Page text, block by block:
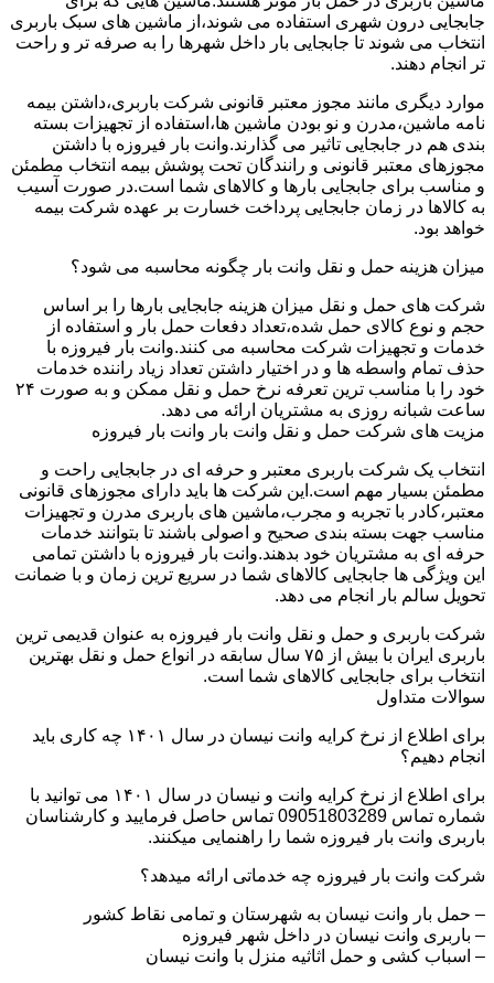
جابجایی درون شهری استفاده می شوند،از ماشین های سبک باربری
انتخاب می شوند تا جابجایی بار داخل شهرها را به صرفه تر و راحت
تر انجام دهند.
موارد دیگری مانند مجوز معتبر قانونی شرکت باربری،داشتن بیمه
نامه ماشین،مدرن و نو بودن ماشین ها،استفاده از تجهیزات بسته
بندی هم در جابجایی تاثیر می گذارند.وانت بار فیروزه با داشتن
مجوزهای معتبر قانونی و رانندگان تحت پوشش بیمه انتخاب مطمئن
و مناسب برای جابجایی بارها و کالاهای شما است.در صورت آسیب
به کالاها در زمان جابجایی پرداخت خسارت بر عهده شرکت بیمه
خواهد بود.
میزان هزینه حمل و نقل وانت بار چگونه محاسبه می شود؟
شرکت های حمل و نقل میزان هزینه جابجایی بارها را بر اساس
حجم و نوع کالای حمل شده،تعداد دفعات حمل بار و استفاده از
خدمات و تجهیزات شرکت محاسبه می کنند.وانت بار فیروزه با
حذف تمام واسطه ها و در اختیار داشتن تعداد زیاد راننده خدمات
خود را با مناسب ترین تعرفه نرخ حمل و نقل ممکن و به صورت ۲۴
ساعت شبانه روزی به مشتریان ارائه می دهد.
مزیت های شرکت حمل و نقل وانت بار وانت بار فیروزه
انتخاب یک شرکت باربری معتبر و حرفه ای در جابجایی راحت و
مطمئن بسیار مهم است.این شرکت ها باید دارای مجوزهای قانونی
معتبر،کادر با تجربه و مجرب،ماشین های باربری مدرن و تجهیزات
مناسب جهت بسته بندی صحیح و اصولی باشند تا بتوانند خدمات
حرفه ای به مشتریان خود بدهند.وانت بار فیروزه با داشتن تمامی
این ویژگی ها جابجایی کالاهای شما در سریع ترین زمان و با ضمانت
تحویل سالم بار انجام می دهد.
شرکت باربری و حمل و نقل وانت بار فیروزه به عنوان قدیمی ترین
باربری ایران با بیش از ۷۵ سال سابقه در انواع حمل و نقل بهترین
انتخاب برای جابجایی کالاهای شما است.
سوالات متداول
برای اطلاع از نرخ کرایه وانت نیسان در سال ۱۴۰۱ چه کاری باید
انجام دهیم؟
برای اطلاع از نرخ کرایه وانت و نیسان در سال ۱۴۰۱ می توانید با
شماره تماس 09051803289 تماس حاصل فرمایید و کارشناسان
باربری وانت بار فیروزه شما را راهنمایی میکنند.
شرکت وانت بار فیروزه چه خدماتی ارائه میدهد؟
– حمل بار وانت نیسان به شهرستان و تمامی نقاط کشور
– باربری وانت نیسان در داخل شهر فیروزه
– اسباب کشی و حمل اثاثیه منزل با وانت نیسان